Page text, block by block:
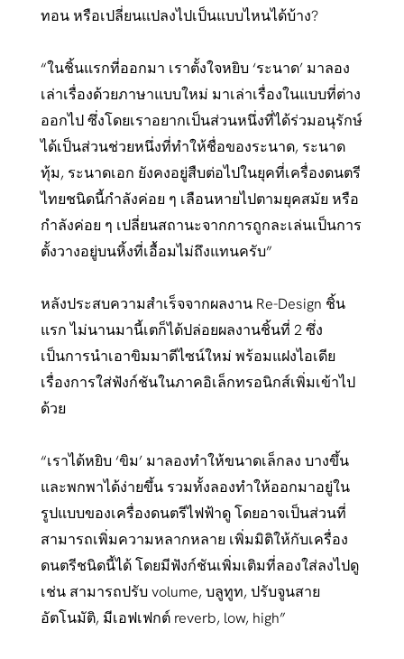
ทอน หรือเปลี่ยนแปลงไปเป็นแบบไหนได้บ้าง?
“ในชิ้นแรกที่ออกมา เราตั้งใจหยิบ ‘ระนาด’ มาลอง
เล่าเรื่องด้วยภาษาแบบใหม่ มาเล่าเรื่องในแบบที่ต่าง
ออกไป ซึ่งโดยเราอยากเป็นส่วนหนึ่งที่ได้ร่วมอนุรักษ์
ได้เป็นส่วนช่วยหนึ่งที่ทำให้ชื่อของระนาด, ระนาด
ทุ้ม, ระนาดเอก ยังคงอยู่สืบต่อไปในยุคที่เครื่องดนตรี
ไทยชนิดนี้กำลังค่อย ๆ เลือนหายไปตามยุคสมัย หรือ
กำลังค่อย ๆ เปลี่ยนสถานะจากการถูกละเล่นเป็นการ
ตั้งวางอยู่บนหิ้งที่เอื้อมไม่ถึงแทนครับ”
หลังประสบความสำเร็จจากผลงาน Re-Design ชิ้น
แรก ไม่นานมานี้เตก็ได้ปล่อยผลงานชิ้นที่ 2 ซึ่ง
เป็นการนำเอาขิมมาดีไซน์ใหม่ พร้อมแฝงไอเดีย
เรื่องการใส่ฟังก์ชันในภาคอิเล็กทรอนิกส์เพิ่มเข้าไป
ด้วย
“เราได้หยิบ ‘ขิม’ มาลองทำให้ขนาดเล็กลง บางขึ้น
และพกพาได้ง่ายขึ้น รวมทั้งลองทำให้ออกมาอยู่ใน
รูปแบบของเครื่องดนตรีไฟฟ้าดู โดยอาจเป็นส่วนที่
สามารถเพิ่มความหลากหลาย เพิ่มมิติให้กับเครื่อง
ดนตรีชนิดนี้ได้ โดยมีฟังก์ชันเพิ่มเติมที่ลองใส่ลงไปดู
เช่น สามารถปรับ volume, บลูทูท, ปรับจูนสาย
อัตโนมัติ, มีเอฟเฟกต์ reverb, low, high”